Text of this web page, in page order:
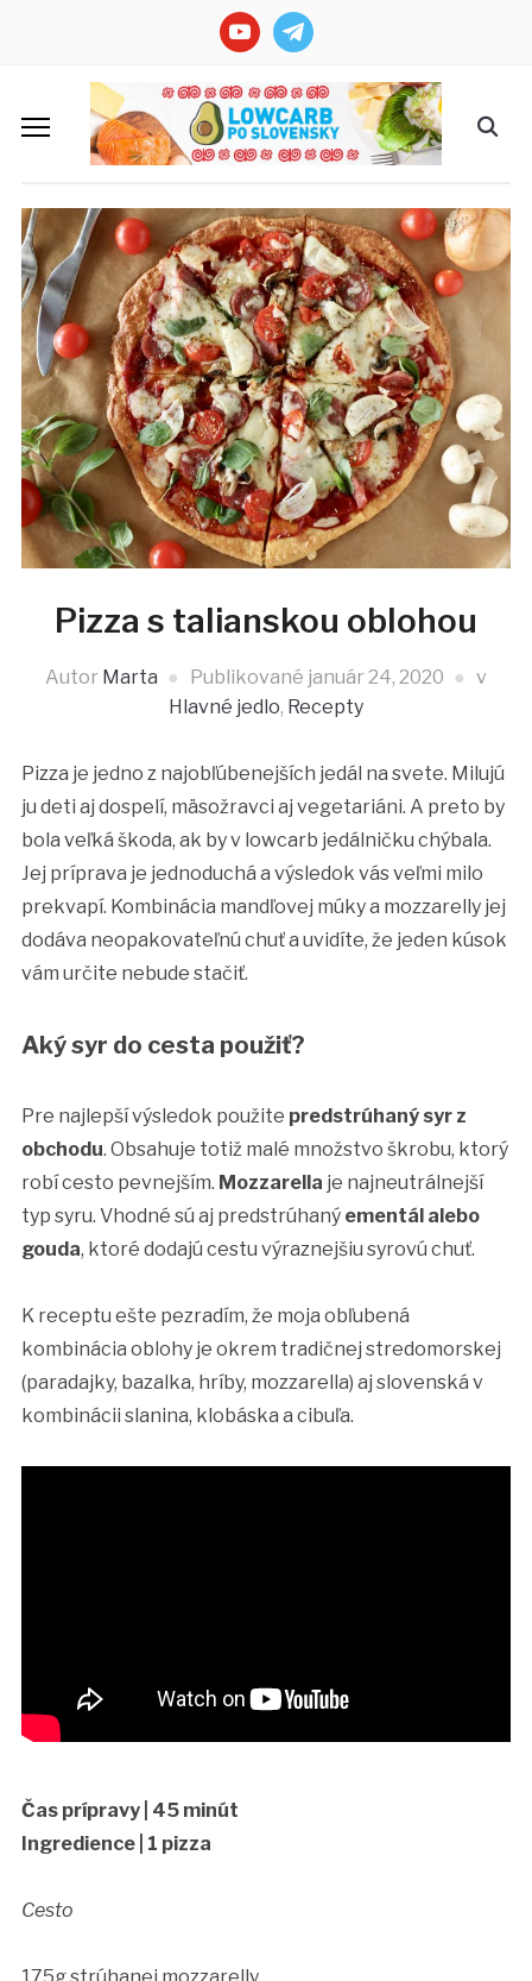
youtubetelegram
Pizza s talianskou oblohou
Autor Marta Publikované január 24, 2020
v
Hlavné jedlo, Recepty
Pizza je jedno z najobľúbenejších jedál na svete. Milujú
ju deti aj dospelí, mäsožravci aj vegetariáni. A preto by
bola veľká škoda, ak by v lowcarb jedálničku chýbala.
Jej príprava je jednoduchá a výsledok vás veľmi milo
prekvapí. Kombinácia mandľovej múky a mozzarelly jej
dodáva neopakovateľnú chuť a uvidíte, že jeden kúsok
vám určite nebude stačiť.
Aký syr do cesta použiť?
Pre najlepší výsledok použite predstrúhaný syr z
obchodu. Obsahuje totiž malé množstvo škrobu, ktorý
robí cesto pevnejším. Mozzarella je najneutrálnejší
typ syru. Vhodné sú aj predstrúhaný ementál alebo
gouda, ktoré dodajú cestu výraznejšiu syrovú chuť.
K receptu ešte pezradím, že moja obľubená
kombinácia oblohy je okrem tradičnej stredomorskej
(paradajky, bazalka, hríby, mozzarella) aj slovenská v
kombinácii slanina, klobáska a cibuľa.
Čas prípravy | 45 minút
Ingredience | 1 pizza
Cesto
175g strúhanej mozzarelly